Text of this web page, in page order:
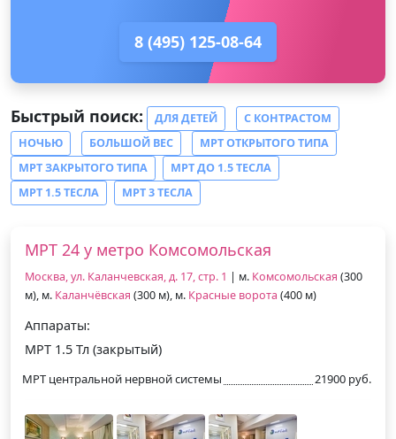
8 (495) 125-08-64
Быстрый поиск: ДЛЯ ДЕТЕЙ
С КОНТРАСТОМ
НОЧЬЮ
БОЛЬШОЙ ВЕС
МРТ ОТКРЫТОГО ТИПА
МРТ ЗАКРЫТОГО ТИПА
МРТ ДО 1.5 ТЕСЛА
МРТ 1.5 ТЕСЛА
МРТ 3 ТЕСЛА
МРТ 24 у метро Комсомольская
Москва, ул. Каланчевская, д. 17, стр. 1 | м. Комсомольская (300
м), м. Каланчёвская (300 м), м. Красные ворота (400 м)
Аппараты:
МРТ 1.5 Тл (закрытый)
МРТ центральной нервной системы 21900 руб.